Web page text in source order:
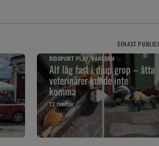
SENAST
RIDSPORT PLAY, VÄRLDEN
Alf låg fast i djup grop – åtta
veterinärer kunde inte
komma
12 timmar